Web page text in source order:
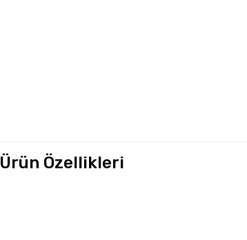
Ürün Özellikleri